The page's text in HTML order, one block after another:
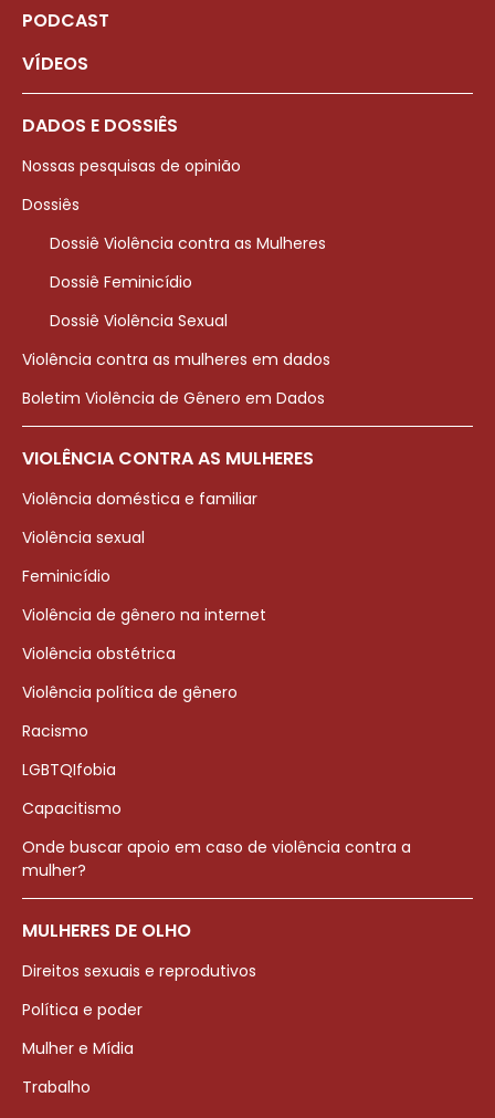
PODCAST
VÍDEOS
DADOS E DOSSIÊS
Nossas pesquisas de opinião
Dossiês
Dossiê Violência contra as Mulheres
Dossiê Feminicídio
Dossiê Violência Sexual
Violência contra as mulheres em dados
Boletim Violência de Gênero em Dados
VIOLÊNCIA CONTRA AS MULHERES
Violência doméstica e familiar
Violência sexual
Feminicídio
Violência de gênero na internet
Violência obstétrica
Violência política de gênero
Racismo
LGBTQIfobia
Capacitismo
Onde buscar apoio em caso de violência contra a
mulher?
MULHERES DE OLHO
Direitos sexuais e reprodutivos
Política e poder
Mulher e Mídia
Trabalho